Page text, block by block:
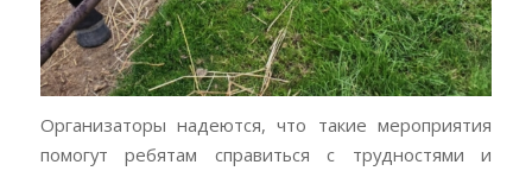
Организаторы надеются, что такие мероприятия
помогут ребятам справиться с трудностями и